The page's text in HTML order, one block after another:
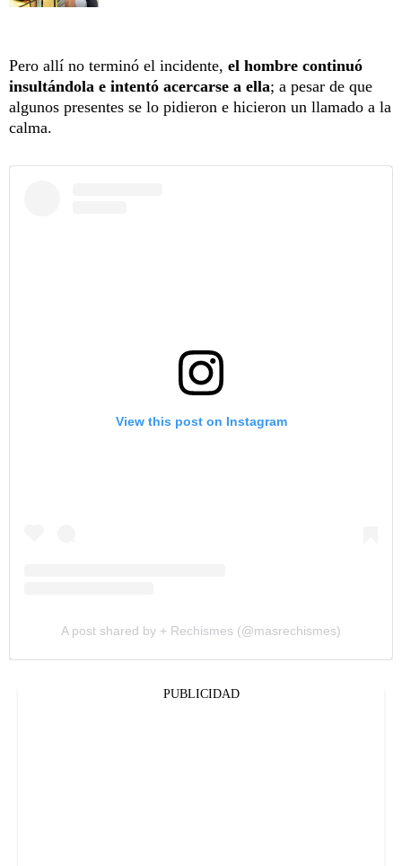
Pero allí no terminó el incidente, el hombre continuó
insultándola e intentó acercarse a ella; a pesar de que
algunos presentes se lo pidieron e hicieron un llamado a la
calma.
View this post on Instagram
A post shared by + Rechismes (@masrechismes)
PUBLICIDAD